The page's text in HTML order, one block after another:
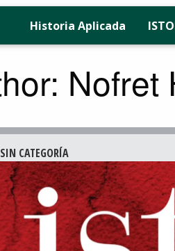
Historia Aplicada
Nofret
SIN CATEGORÍA